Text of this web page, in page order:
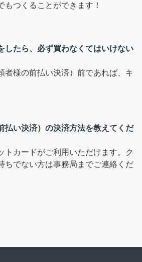
もつくることができます！
したら、必ず買わなくてはいけない
者様の前払い決済）前であれば、キ
払い決済）の決済方法を教えてくだ
トカードがご利用いただけます。ク
ちでない方は事務局までご連絡くだ